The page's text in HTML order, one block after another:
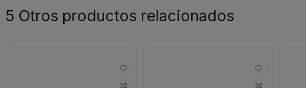
5 Otros productos relacionados